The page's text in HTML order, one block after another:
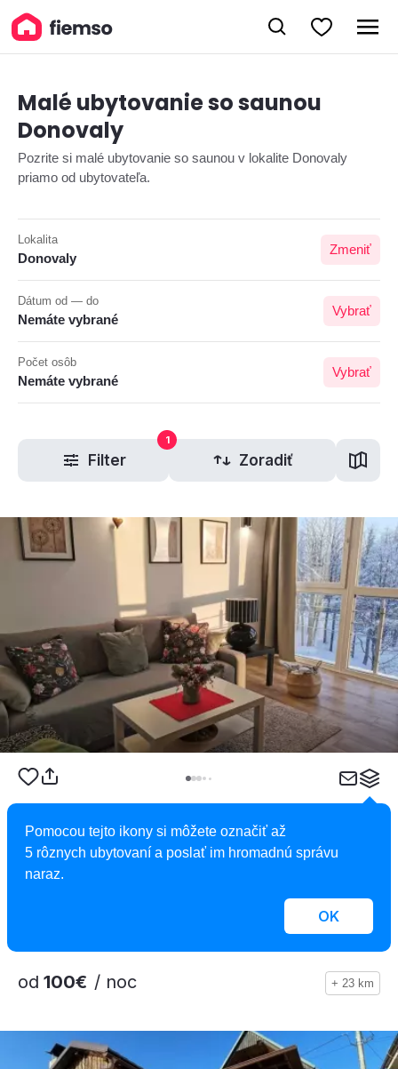
Malé ubytovanie so saunou
Donovaly
Pozrite si malé ubytovanie so saunou v lokalite Donovaly
priamo od ubytovateľa.
Lokalita
Donovaly
Zmeniť
Dátum od — do
Nemáte vybrané
Vybrať
Počet osôb
Nemáte vybrané
Vybrať
Filter
1
Zoradiť
5,0
Apartmán Skalka 38
Apartmán, Kremnica, Slovensko
od 100€ / noc + 23 km
Pomocou tejto ikony si môžete označiť až
5 rôznych ubytovaní a poslať im hromadnú správu
naraz.
OK